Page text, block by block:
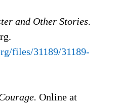
and Other Stories.
files/31189/31189-
Online at